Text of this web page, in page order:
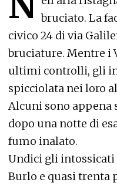
bruciato. La
civico 24 di via
bruciature. Mentre i
ultimi controlli, gli
spicciolata nei loro
Alcuni sono appena
dopo una notte di
fumo inalato.
Undici gli intossicati
Burlo e quasi trenta